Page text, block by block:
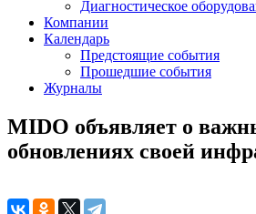
Диагностическое
Компании
Календарь
Предстоящие события
Прошедшие события
Журналы
MIDO объявляет о
обновлениях своей